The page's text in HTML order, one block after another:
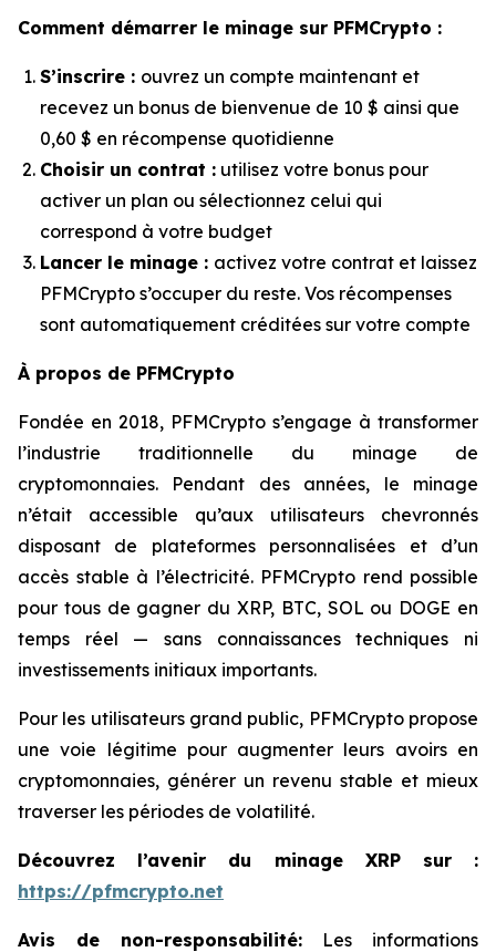
Comment démarrer le minage sur PFMCrypto :
S’inscrire : ouvrez un compte maintenant et
recevez un bonus de bienvenue de 10 $ ainsi que
0,60 $ en récompense quotidienne
Choisir un contrat : utilisez votre bonus pour
activer un plan ou sélectionnez celui qui
correspond à votre budget
Lancer le minage : activez votre contrat et laissez
PFMCrypto s’occuper du reste. Vos récompenses
sont automatiquement créditées sur votre compte
À propos de PFMCrypto
Fondée en 2018, PFMCrypto s’engage à transformer
l’industrie traditionnelle du minage de
cryptomonnaies. Pendant des années, le minage
n’était accessible qu’aux utilisateurs chevronnés
disposant de plateformes personnalisées et d’un
accès stable à l’électricité. PFMCrypto rend possible
pour tous de gagner du XRP, BTC, SOL ou DOGE en
temps réel — sans connaissances techniques ni
investissements initiaux importants.
Pour les utilisateurs grand public, PFMCrypto propose
une voie légitime pour augmenter leurs avoirs en
cryptomonnaies, générer un revenu stable et mieux
traverser les périodes de volatilité.
Découvrez l’avenir du minage XRP sur :
https://pfmcrypto.net
Avis de non-responsabilité: Les informations